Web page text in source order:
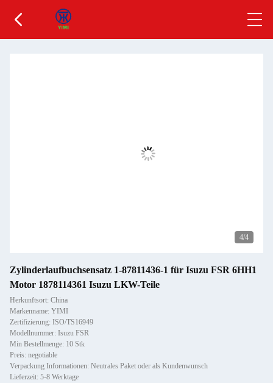
4/4
Zylinderlaufbuchsensatz 1-87811436-1 für Isuzu FSR 6HH1
Motor 1878114361 Isuzu LKW-Teile
Herkunftsort: China
Markenname: YIMI
Zertifizierung: ISO/TS16949
Modellnummer: Isuzu FSR
Min Bestellmenge: 10 Stk
Preis: negotiable
Verpackung Informationen: Neutrales Paket oder als Kundenwunsch
Lieferzeit: 5-8 Werktage